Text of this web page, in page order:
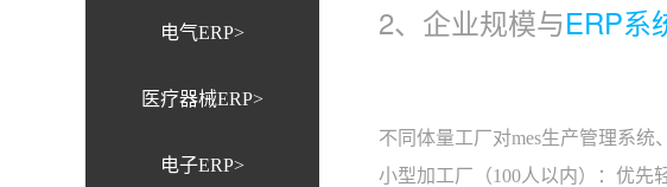
电气ERP>
医疗器械ERP>
电子ERP>
2、企业规模与ERP系
不同体量工厂对mes生产管理系统
小型加工厂（100人以内）：优先